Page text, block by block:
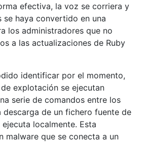
efectiva, la voz se corriera y
se haya convertido en una
los administradores que no
a las actualizaciones de Ruby
identificar por el momento,
explotación se ejecutan
serie de comandos entre los
descarga de un fichero fuente de
localmente. Esta
malware que se conecta a un